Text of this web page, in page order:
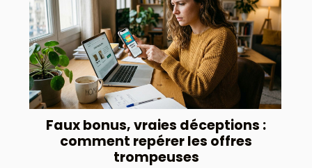
Faux bonus, vraies déceptions :
comment repérer les offres
trompeuses